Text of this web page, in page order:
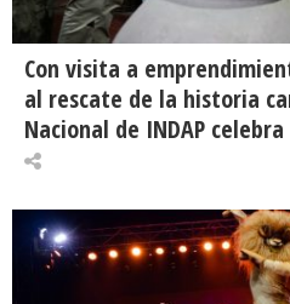
Con visita a
al rescate de la historia
Nacional de INDAP